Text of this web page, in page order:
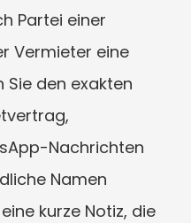
Partei einer
Vermieter eine
den exakten
Nachrichten
Namen
kurze Notiz, die